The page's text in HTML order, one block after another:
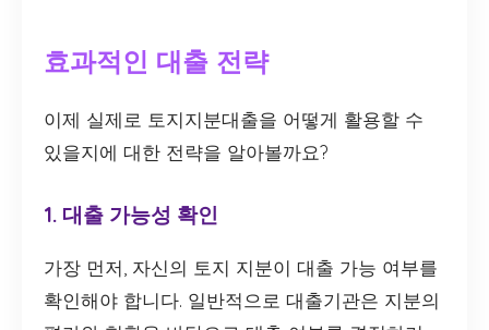
효과적인 대출 전략
이제 실제로 토지지분대출을 어떻게 활용할 수
있을지에 대한 전략을 알아볼까요?
1. 대출 가능성 확인
가장 먼저, 자신의 토지 지분이 대출 가능 여부를
확인해야 합니다. 일반적으로 대출기관은 지분의